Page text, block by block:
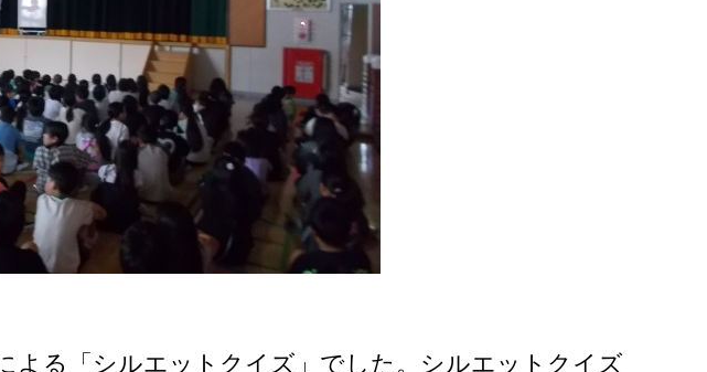
よる「シルエットクイズ」でした。シルエットクイズ